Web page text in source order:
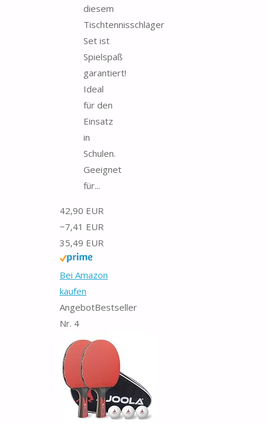
diesem
Tischtennisschläger
Set ist
Spielspaß
garantiert!
Ideal
für den
Einsatz
in
Schulen.
Geeignet
für...
42,90 EUR
−7,41 EUR
35,49 EUR
Bei Amazon
kaufen
AngebotBestseller
Nr. 4